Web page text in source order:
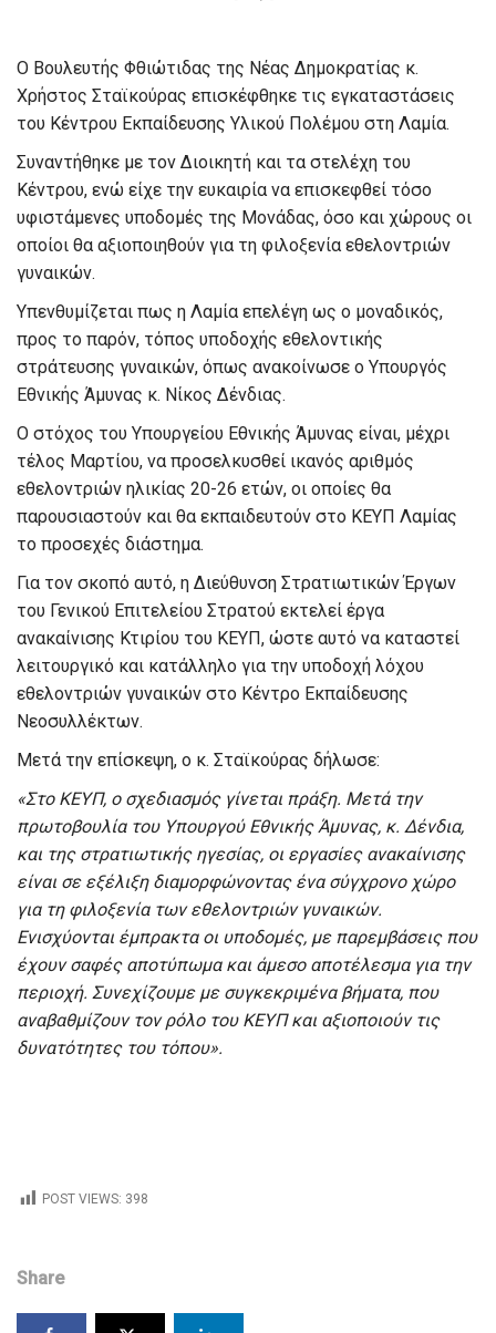
Ο Βουλευτής Φθιώτιδας της Νέας Δημοκρατίας κ.
Χρήστος Σταϊκούρας επισκέφθηκε τις εγκαταστάσεις
του Κέντρου Εκπαίδευσης Υλικού Πολέμου στη Λαμία.
Συναντήθηκε με τον Διοικητή και τα στελέχη του
Κέντρου, ενώ είχε την ευκαιρία να επισκεφθεί τόσο
υφιστάμενες υποδομές της Μονάδας, όσο και χώρους οι
οποίοι θα αξιοποιηθούν για τη φιλοξενία εθελοντριών
γυναικών.
Υπενθυμίζεται πως η Λαμία επελέγη ως ο μοναδικός,
προς το παρόν, τόπος υποδοχής εθελοντικής
στράτευσης γυναικών, όπως ανακοίνωσε ο Υπουργός
Εθνικής Άμυνας κ. Νίκος Δένδιας.
Ο στόχος του Υπουργείου Εθνικής Άμυνας είναι, μέχρι
τέλος Μαρτίου, να προσελκυσθεί ικανός αριθμός
εθελοντριών ηλικίας 20-26 ετών, οι οποίες θα
παρουσιαστούν και θα εκπαιδευτούν στο ΚΕΥΠ Λαμίας
το προσεχές διάστημα.
Για τον σκοπό αυτό, η Διεύθυνση Στρατιωτικών Έργων
του Γενικού Επιτελείου Στρατού εκτελεί έργα
ανακαίνισης Κτιρίου του ΚΕΥΠ, ώστε αυτό να καταστεί
λειτουργικό και κατάλληλο για την υποδοχή λόχου
εθελοντριών γυναικών στο Κέντρο Εκπαίδευσης
Νεοσυλλέκτων.
Μετά την επίσκεψη, ο κ. Σταϊκούρας δήλωσε:
«Στο ΚΕΥΠ, ο σχεδιασμός γίνεται πράξη. Μετά την
πρωτοβουλία του Υπουργού Εθνικής Άμυνας, κ. Δένδια,
και της στρατιωτικής ηγεσίας, οι εργασίες ανακαίνισης
είναι σε εξέλιξη διαμορφώνοντας ένα σύγχρονο χώρο
για τη φιλοξενία των εθελοντριών γυναικών.
Ενισχύονται έμπρακτα οι υποδομές, με παρεμβάσεις που
έχουν σαφές αποτύπωμα και άμεσο αποτέλεσμα για την
περιοχή. Συνεχίζουμε με συγκεκριμένα βήματα, που
αναβαθμίζουν τον ρόλο του ΚΕΥΠ και αξιοποιούν τις
δυνατότητες του τόπου».
POST VIEWS: 398
Share